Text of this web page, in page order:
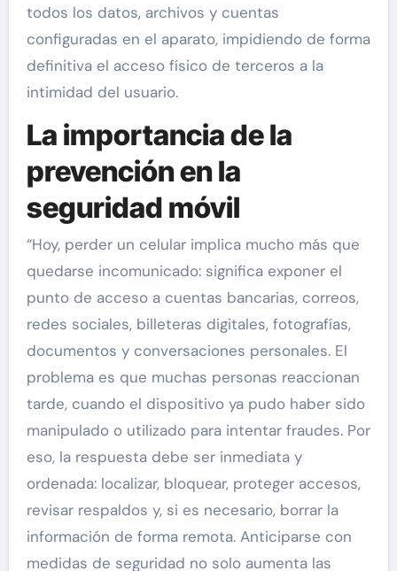
todos los datos, archivos y cuentas
configuradas en el aparato, impidiendo de forma
definitiva el acceso físico de terceros a la
intimidad del usuario.
La importancia de la
prevención en la
seguridad móvil
“Hoy, perder un celular implica mucho más que
quedarse incomunicado: significa exponer el
punto de acceso a cuentas bancarias, correos,
redes sociales, billeteras digitales, fotografías,
documentos y conversaciones personales. El
problema es que muchas personas reaccionan
tarde, cuando el dispositivo ya pudo haber sido
manipulado o utilizado para intentar fraudes. Por
eso, la respuesta debe ser inmediata y
ordenada: localizar, bloquear, proteger accesos,
revisar respaldos y, si es necesario, borrar la
información de forma remota. Anticiparse con
medidas de seguridad no solo aumenta las